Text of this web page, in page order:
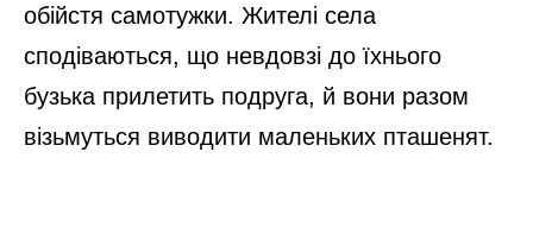
обійстя самотужки. Жителі села
сподіваються, що невдовзі до їхнього
бузька прилетить подруга, й вони разом
візьмуться виводити маленьких пташенят.